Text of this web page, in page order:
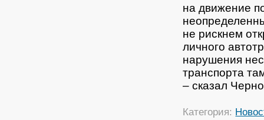
на движение
не рискнем
личного
нарушения
транспорта
– сказал
Категория: